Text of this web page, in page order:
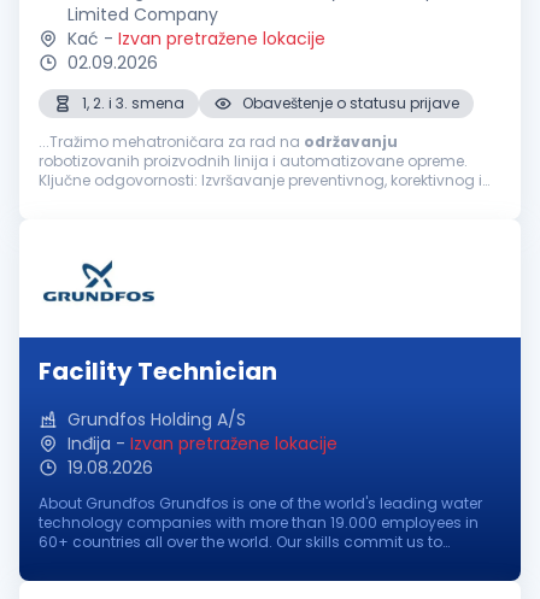
Limited Company
Kać - Izvan pretražene lokacije
02.09.2026
1, 2. i 3. smena
Obaveštenje o statusu prijave
...Tražimo mehatroničara za rad na održavanju
robotizovanih proizvodnih linija i automatizovane opreme.
Ključne odgovornosti: Izvršavanje preventivnog, korektivnog i
Facility Technician
Grundfos Holding A/S
Inđija - Izvan pretražene lokacije
19.08.2026
About Grundfos Grundfos is one of the world's leading water
technology companies with more than 19.000 employees in
60+ countries all over the world. Our skills commit us to
challenges and improve...